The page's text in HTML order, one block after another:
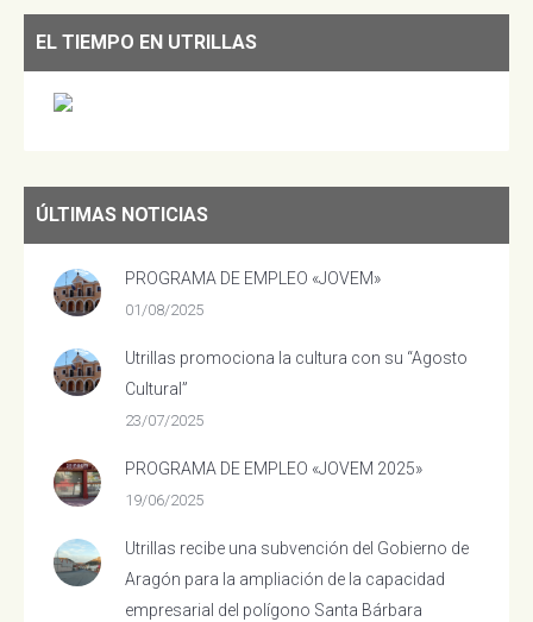
EL TIEMPO EN UTRILLAS
ÚLTIMAS NOTICIAS
PROGRAMA DE EMPLEO «JOVEM»
01/08/2025
Utrillas promociona la cultura con su “Agosto
Cultural”
23/07/2025
PROGRAMA DE EMPLEO «JOVEM 2025»
19/06/2025
Utrillas recibe una subvención del Gobierno de
Aragón para la ampliación de la capacidad
empresarial del polígono Santa Bárbara